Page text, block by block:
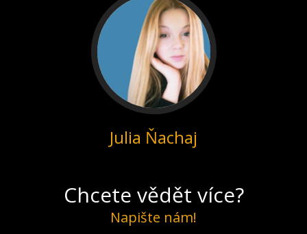
Julia Ňachaj
Chcete vědět více?
Napište nám!